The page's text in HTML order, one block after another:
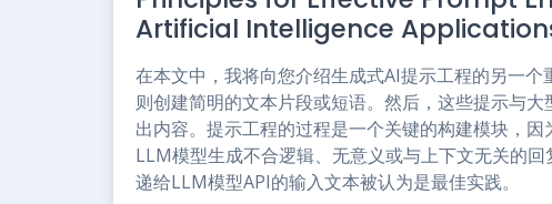
e b
o
t
e
l g
r
m
s
A
p
n
g
e
r
o
Artificial Intelligence
在本文中，我将向您介绍生成式AI提示工程的另一
则创建简明的文本片段或短语。然后，这些提示与
出内容。提示工程的过程是一个关键的构建模块，
LLM模型生成不合逻辑、无意义或与上下文无关的
递给LLM模型API的输入文本被认为是最佳实践。